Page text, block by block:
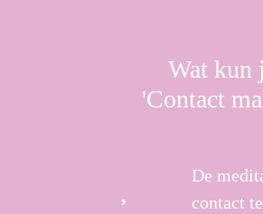
Wat kun
'Contact
De
contact